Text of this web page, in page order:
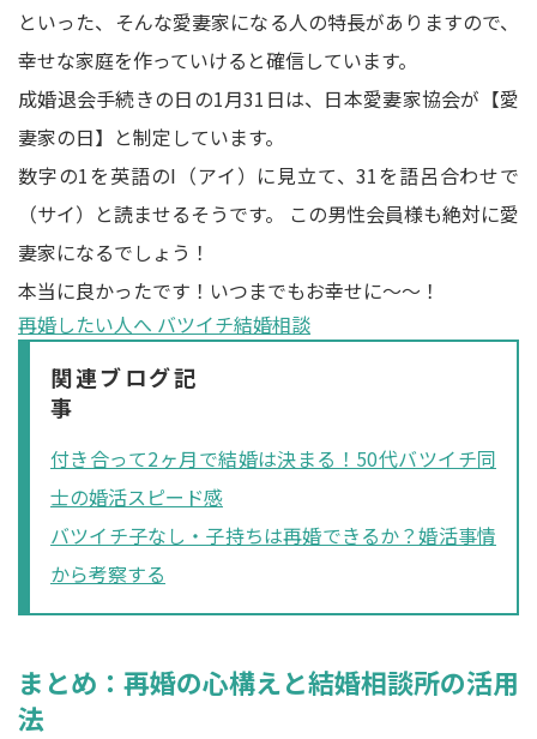
といった、そんな愛妻家になる人の特長がありますので、
幸せな家庭を作っていけると確信しています。
成婚退会手続きの日の1月31日は、日本愛妻家協会が【愛
妻家の日】と制定しています。
数字の1を英語のI（アイ）に見立て、31を語呂合わせで
（サイ）と読ませるそうです。 この男性会員様も絶対に愛
妻家になるでしょう！
本当に良かったです！いつまでもお幸せに～～！
再婚したい人へ バツイチ結婚相談
関連ブログ記
事
付き合って2ヶ月で結婚は決まる！50代バツイチ同
士の婚活スピード感
バツイチ子なし・子持ちは再婚できるか？婚活事情
から考察する
まとめ：再婚の心構えと結婚相談所の活用
法